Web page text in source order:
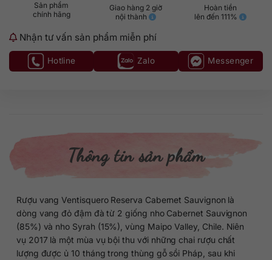
Sản phẩm
chính hãng
Giao hàng 2 giờ
nội thành
Hoàn tiền
lên đến 111%
Nhận tư vấn sản phẩm miễn phí
Hotline Zalo Messenger
Thông tin sản phẩm
Rượu vang Ventisquero Reserva Cabernet Sauvignon là
dòng vang đỏ đậm đà từ 2 giống nho Cabernet Sauvignon
(85%) và nho Syrah (15%), vùng Maipo Valley, Chile. Niên
vụ 2017 là một mùa vụ bội thu với những chai rượu chất
lượng được ủ 10 tháng trong thùng gỗ sồi Pháp, sau khi